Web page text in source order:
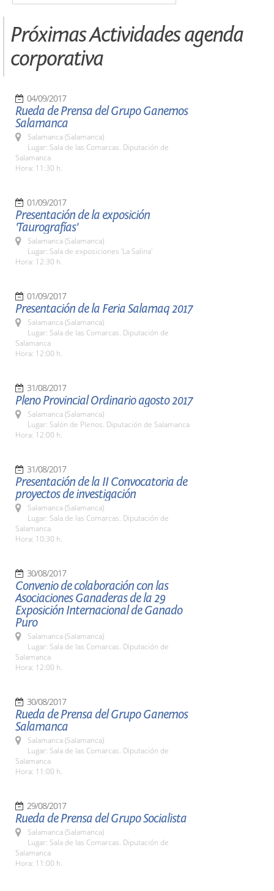
Próximas Actividades agenda
corporativa
04/09/2017
Rueda de Prensa del Grupo Ganemos
Salamanca
Salamanca (Salamanca)
Lugar: Sala de las Comarcas. Diputación de
Salamanca
Hora: 11:30 h.
01/09/2017
Presentación de la exposición
'Taurografías'
Salamanca (Salamanca)
Lugar: Sala de exposiciones 'La Salina'
Hora: 12:30 h.
01/09/2017
Presentación de la Feria Salamaq 2017
Salamanca (Salamanca)
Lugar: Sala de las Comarcas. Diputación de
Salamanca
Hora: 12:00 h.
31/08/2017
Pleno Provincial Ordinario agosto 2017
Salamanca (Salamanca)
Lugar: Salón de Plenos. Diputación de Salamanca
Hora: 12:00 h.
31/08/2017
Presentación de la II Convocatoria de
proyectos de investigación
Salamanca (Salamanca)
Lugar: Sala de las Comarcas. Diputación de
Salamanca
Hora: 10:30 h.
30/08/2017
Convenio de colaboración con las
Asociaciones Ganaderas de la 29
Exposición Internacional de Ganado
Puro
Salamanca (Salamanca)
Lugar: Sala de las Comarcas. Diputación de
Salamanca
Hora: 12:00 h.
30/08/2017
Rueda de Prensa del Grupo Ganemos
Salamanca
Salamanca (Salamanca)
Lugar: Sala de las Comarcas. Diputación de
Salamanca
Hora: 11:00 h.
29/08/2017
Rueda de Prensa del Grupo Socialista
Salamanca (Salamanca)
Lugar: Sala de las Comarcas. Diputación de
Salamanca
Hora: 11:00 h.